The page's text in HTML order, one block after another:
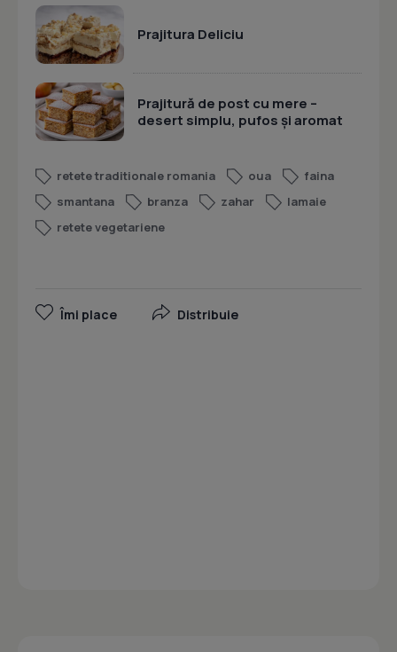
Prajitura Deliciu
Prajitură de post cu mere –
desert simplu, pufos și aromat
retete traditionale romania oua
faina
smantana
branza zahar
lamaie
retete vegetariene
Îmi place Distribuie